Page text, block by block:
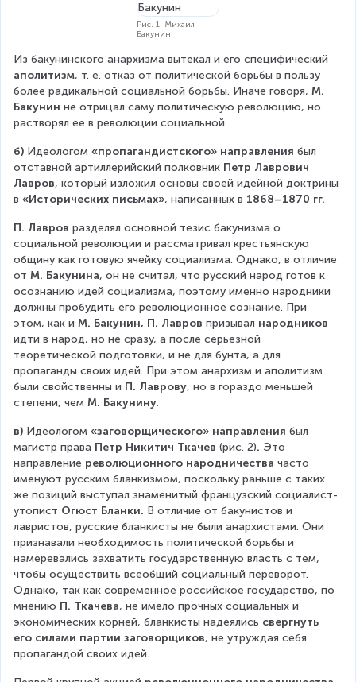
Рис. 1. Михаил
Бакунин
Из бакунинского анархизма вытекал и его специфический
аполитизм, т. е. отказ от политической борьбы в пользу
более радикальной социальной борьбы. Иначе говоря, М.
Бакунин не отрицал саму политическую революцию, но
растворял ее в революции социальной.
б) Идеологом «пропагандистского» направления был
отставной артиллерийский полковник Петр Лаврович
Лавров, который изложил основы своей идейной доктрины
в «Исторических письмах», написанных в 1868–1870 гг.
П. Лавров разделял основной тезис бакунизма о
социальной революции и рассматривал крестьянскую
общину как готовую ячейку социализма. Однако, в отличие
от М. Бакунина, он не считал, что русский народ готов к
осознанию идей социализма, поэтому именно народники
должны пробудить его революционное сознание. При
этом, как и М. Бакунин, П. Лавров призывал народников
идти в народ, но не сразу, а после серьезной
теоретической подготовки, и не для бунта, а для
пропаганды своих идей. При этом анархизм и аполитизм
были свойственны и П. Лаврову, но в гораздо меньшей
степени, чем М. Бакунину.
в) Идеологом «заговорщического» направления был
магистр права Петр Никитич Ткачев (рис. 2). Это
направление революционного народничества часто
именуют русским бланкизмом, поскольку раньше с таких
же позиций выступал знаменитый французский социалист-
утопист Огюст Бланки. В отличие от бакунистов и
лавристов, русские бланкисты не были анархистами. Они
признавали необходимость политической борьбы и
намеревались захватить государственную власть с тем,
чтобы осуществить всеобщий социальный переворот.
Однако, так как современное российское государство, по
мнению П. Ткачева, не имело прочных социальных и
экономических корней, бланкисты надеялись свергнуть
его силами партии заговорщиков, не утруждая себя
пропагандой своих идей.